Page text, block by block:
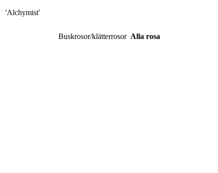
'Alchymist'
Buskrosor/klätterrosor Alla rosa